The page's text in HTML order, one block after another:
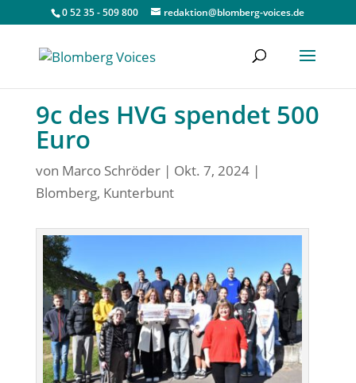
0 52 35 - 509 800 redaktion@blomberg-voices.de
9c des HVG spendet 500
Euro
von Marco Schröder| Okt. 7, 2024|
Blomberg, Kunterbunt